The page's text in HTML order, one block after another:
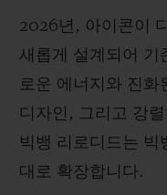
2026년, 아이콘이
새롭게 설계되어
로운 에너지와 진화
디자인, 그리고 강
빅뱅 리로디드는 빅
대로 확장합니다.